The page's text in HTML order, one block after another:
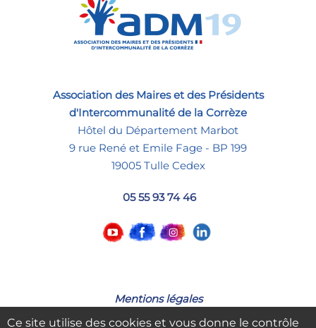
Association des Maires et des Présidents
d'Intercommunalité de la Corrèze
Hôtel du Département Marbot
9 rue René et Emile Fage - BP 199
19005 Tulle Cedex
05 55 93 74 46
Mentions légales
Ce site utilise des cookies et vous donne le contrôle